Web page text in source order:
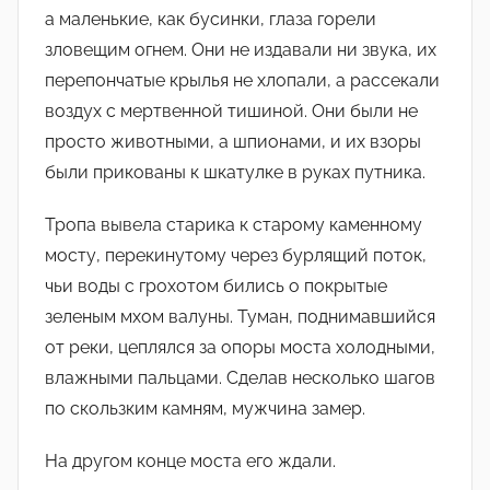
а маленькие, как бусинки, глаза горели
зловещим огнем. Они не издавали ни звука, их
перепончатые крылья не хлопали, а рассекали
воздух с мертвенной тишиной. Они были не
просто животными, а шпионами, и их взоры
были прикованы к шкатулке в руках путника.
Тропа вывела старика к старому каменному
мосту, перекинутому через бурлящий поток,
чьи воды с грохотом бились о покрытые
зеленым мхом валуны. Туман, поднимавшийся
от реки, цеплялся за опоры моста холодными,
влажными пальцами. Сделав несколько шагов
по скользким камням, мужчина замер.
На другом конце моста его ждали.